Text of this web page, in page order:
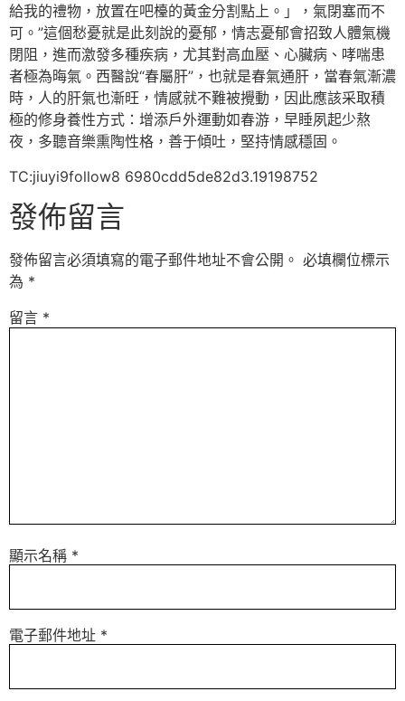
給我的禮物，放置在吧檯的黃金分割點上。」，氣閉塞而不
可。”這個愁憂就是此刻說的憂郁，情志憂郁會招致人體氣機
閉阻，進而激發多種疾病，尤其對高血壓、心臟病、哮喘患
者極為晦氣。西醫說“春屬肝”，也就是春氣通肝，當春氣漸濃
時，人的肝氣也漸旺，情感就不難被攪動，因此應該采取積
極的修身養性方式：增添戶外運動如春游，早睡夙起少熬
夜，多聽音樂熏陶性格，善于傾吐，堅持情感穩固。
TC:jiuyi9follow8 6980cdd5de82d3.19198752
發佈留言
發佈留言必須填寫的電子郵件地址不會公開。 必填欄位標示
為 *
留言 *
顯示名稱 *
電子郵件地址 *